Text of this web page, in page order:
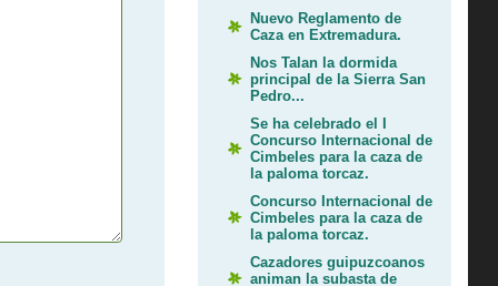
Nuevo Reglamento de
Caza en Extremadura.
Nos Talan la dormida
principal de la Sierra San
Pedro...
Se ha celebrado el I
Concurso Internacional de
Cimbeles para la caza de
la paloma torcaz.
Concurso Internacional de
Cimbeles para la caza de
la paloma torcaz.
Cazadores guipuzcoanos
animan la subasta de